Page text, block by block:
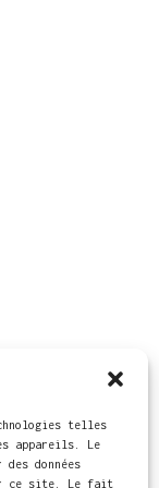
telles
appareils. Le
données
ce site. Le fait